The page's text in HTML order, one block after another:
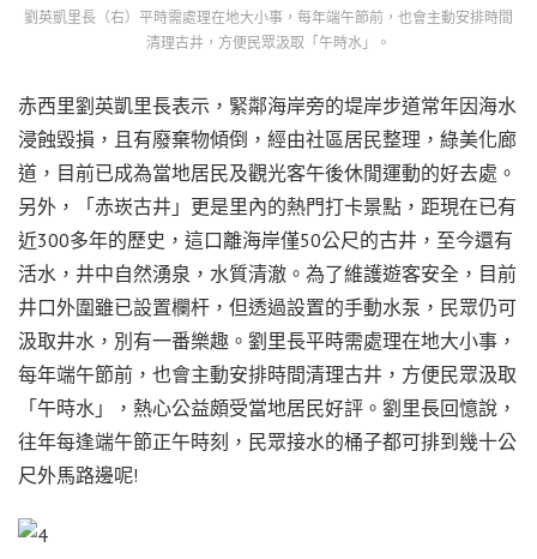
劉英凱里長（右）平時需處理在地大小事，每年端午節前，也會主動安排時間
清理古井，方便民眾汲取「午時水」。
赤西里劉英凱里長表示，緊鄰海岸旁的堤岸步道常年因海水
浸蝕毀損，且有廢棄物傾倒，經由社區居民整理，綠美化廊
道，目前已成為當地居民及觀光客午後休閒運動的好去處。
另外，「赤崁古井」更是里內的熱門打卡景點，距現在已有
近300多年的歷史，這口離海岸僅50公尺的古井，至今還有
活水，井中自然湧泉，水質清澈。為了維護遊客安全，目前
井口外圍雖已設置欄杆，但透過設置的手動水泵，民眾仍可
汲取井水，別有一番樂趣。劉里長平時需處理在地大小事，
每年端午節前，也會主動安排時間清理古井，方便民眾汲取
「午時水」，熱心公益頗受當地居民好評。劉里長回憶說，
往年每逢端午節正午時刻，民眾接水的桶子都可排到幾十公
尺外馬路邊呢!